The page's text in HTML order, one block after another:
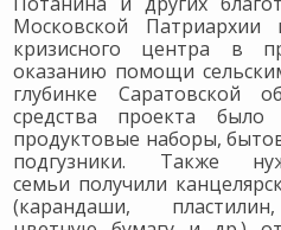
Московской Патриархии
кризисного центра в
оказанию помощи
глубинке Саратовской
средства проекта было
продуктовые наборы,
подгузники. Также
семьи получили
(карандаши,